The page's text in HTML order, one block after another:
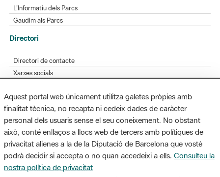
L'Informatiu dels Parcs
Gaudim als Parcs
Directori
Directori de contacte
Xarxes socials
Bústia de suggeriments
Opineu sobre els parcs
MAPA WEB AVÍS LEGAL ACCESSIBILITAT
Aquest portal web únicament utilitza galetes pròpies amb
finalitat tècnica, no recapta ni cedeix dades de caràcter
personal dels usuaris sense el seu coneixement. No obstant
això, conté enllaços a llocs web de tercers amb polítiques de
privacitat alienes a la de la Diputació de Barcelona que vostè
podrà decidir si accepta o no quan accedeixi a ells. Consulteu la
nostra política de privacitat